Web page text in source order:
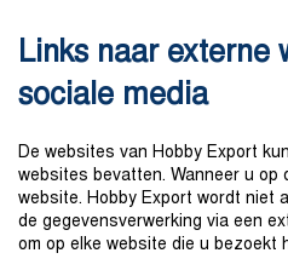
Links naar externe
sociale media
De websites van Hobby Export
websites bevatten. Wanneer u op
website. Hobby Export wordt niet
de gegevensverwerking via een
om op elke website die u bezoekt